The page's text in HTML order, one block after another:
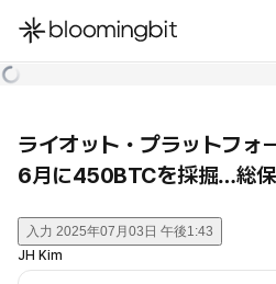
한국어
ライオット・プラットフォ
6月に450BTCを採掘…総
入力 2025年07月03日 午後1:43
JH Kim